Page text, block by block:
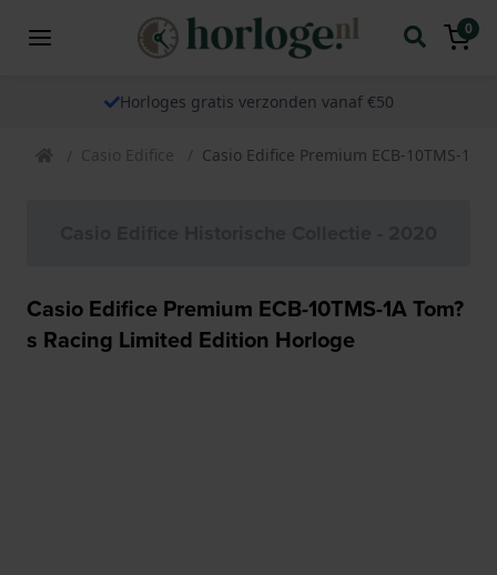
0
Horloges gratis verzonden vanaf €50
Casio Edifice Casio Edifice Premium ECB-10TMS-1A
Casio Edifice Premium ECB-10TMS-1A Tom?
s Racing Limited Edition Horloge